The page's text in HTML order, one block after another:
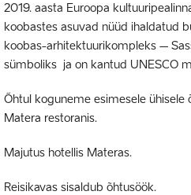
2019. aasta Euroopa
koobastes asuvad nüüd ihaldatud
koobas-arhitektuurikompleks –
sümboliks ja on kantud UNESCO
Õhtul koguneme esimesele ühisele
Matera restoranis.
Majutus hotellis Materas.
Reisikavas sisaldub õhtusöök.